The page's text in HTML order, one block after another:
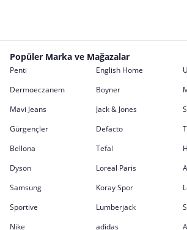
Popüler Marka ve Mağazalar
Penti English Home
Dermoeczanem
Boyner
Mavi Jeans
Jack & Jones
Gürgençler
Defacto
Bellona
Tefal
Dyson
Loreal Paris
Samsung
Koray Spor
Sportive
Lumberjack
Nike
adidas